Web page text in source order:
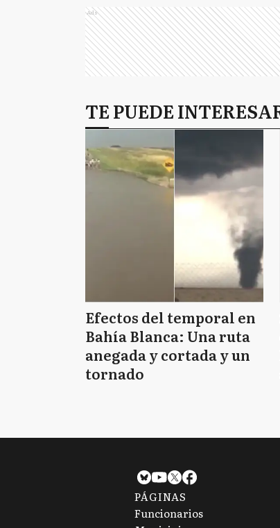
Ads
TE PUEDE
Efectos del temporal en
Bahía Blanca: Una ruta
anegada y cortada y un
tornado
PÁGINAS
Funcionarios